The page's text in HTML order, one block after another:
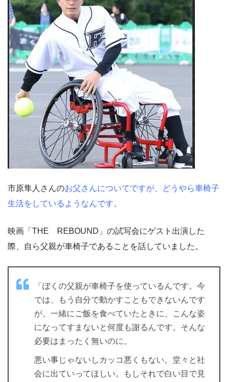
市原隼人さんのお父さんについてですが、どうやら車椅子
生活をしているようなんです。
映画「THE REBOUND」の試写会にゲスト出演した
際、自ら父親が車椅子であることを話していました。
「ぼくの父親が車椅子を使っているんです。今
では、もう自分で動かすこともできないんです
が、一緒にご飯を食べていたときに、こんな姿
になってすまないと何度も謝るんです。そんな
必要はまったく無いのに。
悪い事じゃないしカッコ悪くもない。堂々と社
会に出ていってほしい。もしそれで白い目で見